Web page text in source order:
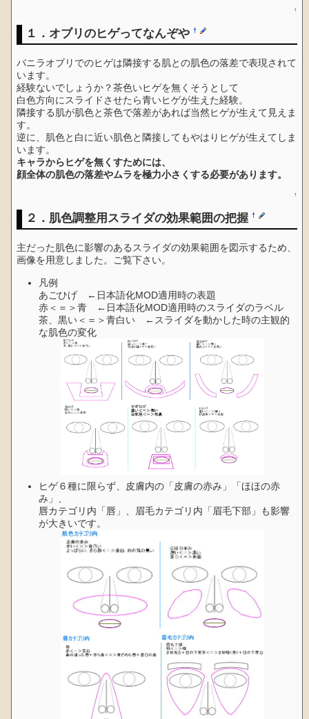
↑
１．オブリのヒゲってなんぞや†
バニラオブリでのヒゲは隣接する肌との肌色の落差で表現されて
います。
経験ないでしょうか？茶色いヒゲを無くそうとして
白色方向にスライドさせたら青いヒゲが生えた経験。
隣接する肌が肌色と茶色で落差があれば当然ヒゲが生えて見えま
す。
逆に、肌色と白に近い肌色と隣接してもやはりヒゲが生えてしま
います。
キャラからヒゲを無くすためには、
顔全体の肌色の落差やムラを極力小さくする必要があります。
↑
２．肌色調整用スライダの効果範囲の把握†
主だった肌色に影響のあるスライダの効果範囲を図示するため、
画像を用意しました。ご覧下さい。
凡例
あごひげ ←日本語化MOD適用時の表題
赤＜＝＞青 ←日本語化MOD適用時のスライダのラベル
茶、黒い＜＝＞青白い ←スライダを動かした時の主観的
な肌色の変化
ヒゲ６種に限らず、皮膚内の「皮膚の赤み」「ほほの赤
み」、
唇カテゴリ内「唇」、眉毛カテゴリ内「眉毛下部」も影響
が大きいです。